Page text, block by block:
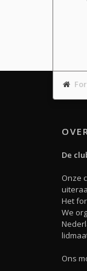
De
Onze
Het
We
Ons